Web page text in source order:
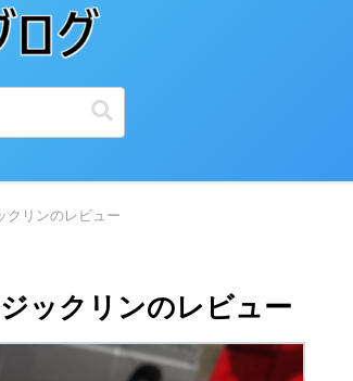
クリンのレビュー
ックリンのレビュー